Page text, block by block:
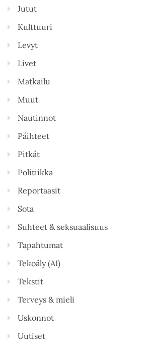
Jutut
Kulttuuri
Levyt
Livet
Matkailu
Muut
Nautinnot
Päihteet
Pitkät
Politiikka
Reportaasit
Sota
Suhteet & seksuaalisuus
Tapahtumat
Tekoäly (AI)
Tekstit
Terveys & mieli
Uskonnot
Uutiset